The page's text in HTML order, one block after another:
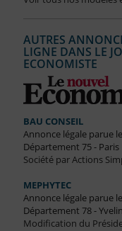
AUTRES
LIGNE DANS LE
ECONOMISTE
BAU CONSEIL
Annonce légale parue
Département 75 - Paris
Société par Actions
MEPHYTEC
Annonce légale parue
Département 78 -
Modification du